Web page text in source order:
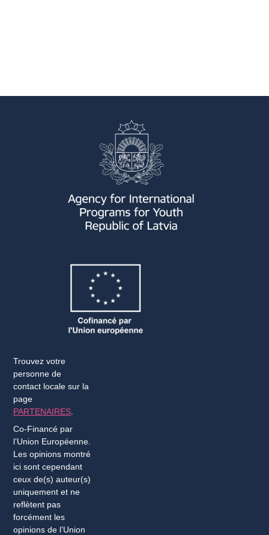
Trouvez votre
personne de
contact locale sur la
page
PARTENAIRES
Co-Financé par
l’Union Européenne.
Les opinions montré
ici sont cependant
ceux de(s) auteur(s)
uniquement et ne
reflètent pas
forcément les
opinions de l’Union